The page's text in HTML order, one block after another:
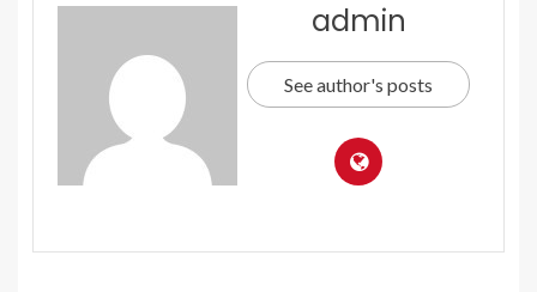
admin
See author's posts